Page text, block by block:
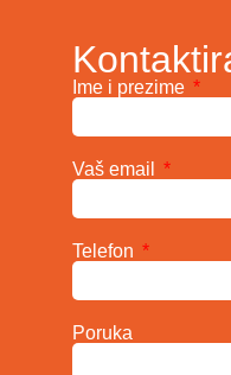
Ime i prezime
Vaš email
Telefon
Poruka